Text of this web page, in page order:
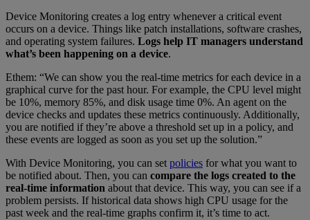
Device Monitoring creates a log entry whenever a critical event
occurs on a device. Things like patch installations, software crashes,
and operating system failures. Logs help IT managers understand
what’s been happening on a device.
Ethem: “We can show you the real-time metrics for each device in a
graphical curve for the past hour. For example, the CPU level might
be 10%, memory 85%, and disk usage time 0%. An agent on the
device checks and updates these metrics continuously. Additionally,
you are notified if they’re above a threshold set up in a policy, and
these events are logged as soon as you set up the solution.”
With Device Monitoring, you can set policies for what you want to
be notified about. Then, you can compare the logs created to the
real-time information about that device. This way, you can see if a
problem persists. If historical data shows high CPU usage for the
past week and the real-time graphs confirm it, it’s time to act.